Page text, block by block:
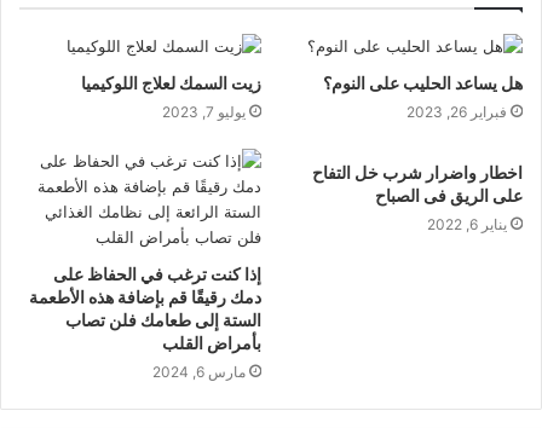
هل يساعد الحليب على النوم؟
فبراير 26, 2023
زيت السمك لعلاج اللوكيميا
يوليو 7, 2023
اخطار واضرار شرب خل التفاح
على الريق فى الصباح
يناير 6, 2022
إذا كنت ترغب في الحفاظ على
دمك رقيقًا قم بإضافة هذه الأطعمة
الستة إلى طعامك فلن تصاب
بأمراض القلب
مارس 6, 2024